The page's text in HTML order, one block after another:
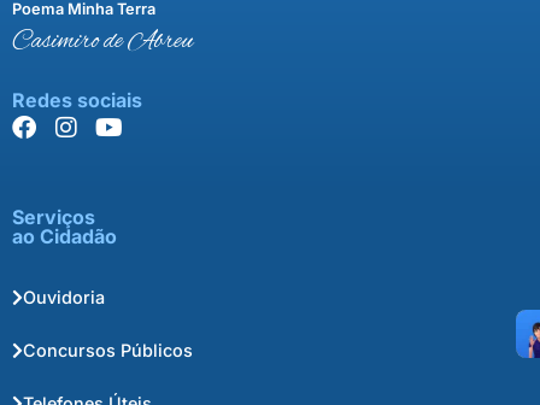
Poema Minha Terra
Casimiro de Abreu
Redes sociais
Serviços
ao Cidadão
Ouvidoria
Concursos Públicos